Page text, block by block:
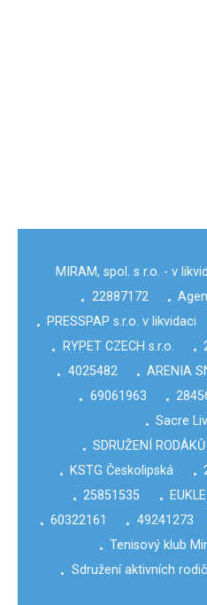
MIRAM, spol. s r.o. - v
• 22887172 •
• PRESSPAP s.r.o. v likvidaci
•
RYPET CZECH s.r.o. •
• 4025482 • ARENIA
• 69061963 •
• Sacre
• SDRUŽENÍ
• KSTG Českolipská •
• 25851535 •
• 60322161 • 49241273
• Tenisový klub
• Sdružení aktivních